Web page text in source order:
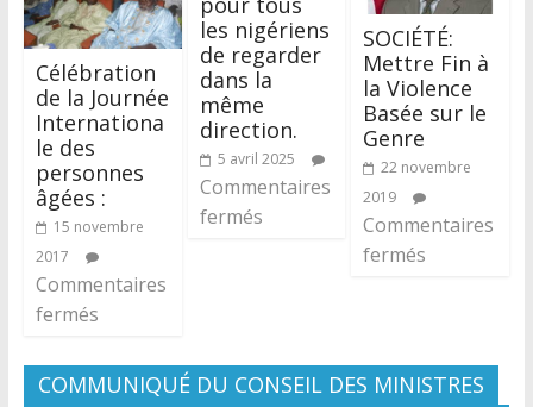
Célébration
de la Journée
Internationa
le des
personnes
âgées :
15 novembre
2017
Commentaires
fermés
les nigériens
de regarder
dans la
même
direction.
5 avril 2025
Commentaires
fermés
SOCIÉTÉ:
Mettre Fin à
la Violence
Basée sur le
Genre
22 novembre
2019
Commentaires
fermés
COMMUNIQUÉ DU CONSEIL DES MINISTRES